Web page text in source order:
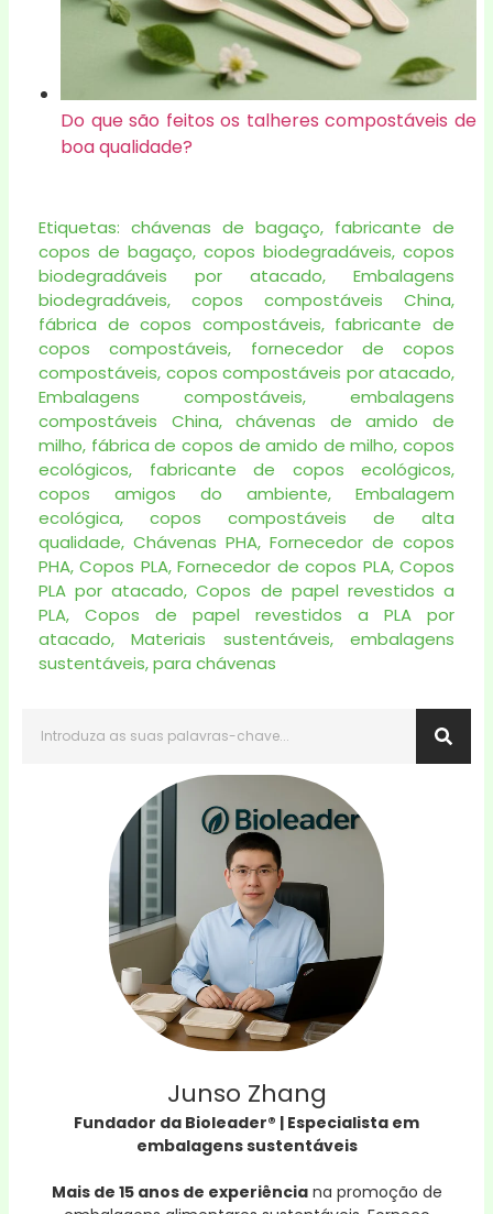
Do que são feitos os talheres compostáveis de
boa qualidade?
Etiquetas: chávenas de bagaço, fabricante de
copos de bagaço, copos biodegradáveis, copos
biodegradáveis por atacado, Embalagens
biodegradáveis, copos compostáveis China,
fábrica de copos compostáveis, fabricante de
copos compostáveis, fornecedor de copos
compostáveis, copos compostáveis por atacado,
Embalagens compostáveis, embalagens
compostáveis China,chávenas de amido de
milho, fábrica de copos de amido de milho, copos
ecológicos, fabricante de copos ecológicos,
copos amigos do ambiente, Embalagem
ecológica, copos compostáveis de alta
qualidade, Chávenas PHA, Fornecedor de copos
PHA,Copos PLA,Fornecedor de copos PLA,Copos
PLA por atacado,Copos de papel revestidos a
PLA, Copos de papel revestidos a PLA por
atacado,Materiais sustentáveis,embalagens
sustentáveis,para chávenas
Junso Zhang
Fundador da Bioleader® | Especialista em
embalagens sustentáveis
Mais de 15 anos de experiênciana promoção de